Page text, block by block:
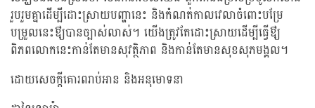
រួបរួមគ្នាដើម្បីដោះស្រាយបញ្ហានេះ និងកំណត់កាលវេលាចំពោះបម្រែ
បម្រួលនេះឳ្យបានច្បាស់លាស់។ យើងត្រូវតែដោះស្រាយដើម្បីធ្វើឳ្យ
ពិភពលោកនេះកាន់តែមានសុវត្ថិភាព និងកាន់តែមានសុខសុភមង្គល។
ដោយសេចក្តីគោរពរាប់អាន និងអនុមោទនា